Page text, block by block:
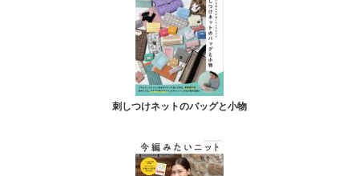
刺しつけネットのバッグと小物